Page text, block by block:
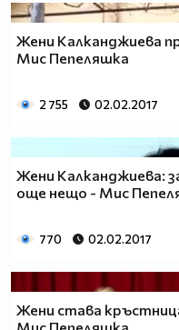
Жени Калканджиева
Мис Пепеляшка
2 755 02.02.2017
Жени Калканджиева:
още нещо - Мис
770 02.02.2017
Жени става